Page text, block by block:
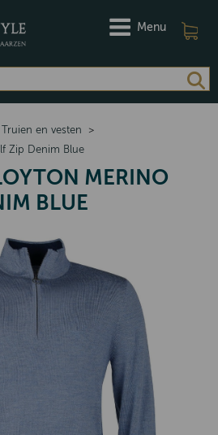
Menu
Truien en vesten
>
Zip Denim Blue
MERINO
BLUE